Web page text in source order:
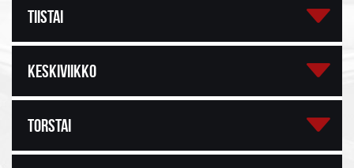
TIISTAI
KESKIVIIKKO
TORSTAI